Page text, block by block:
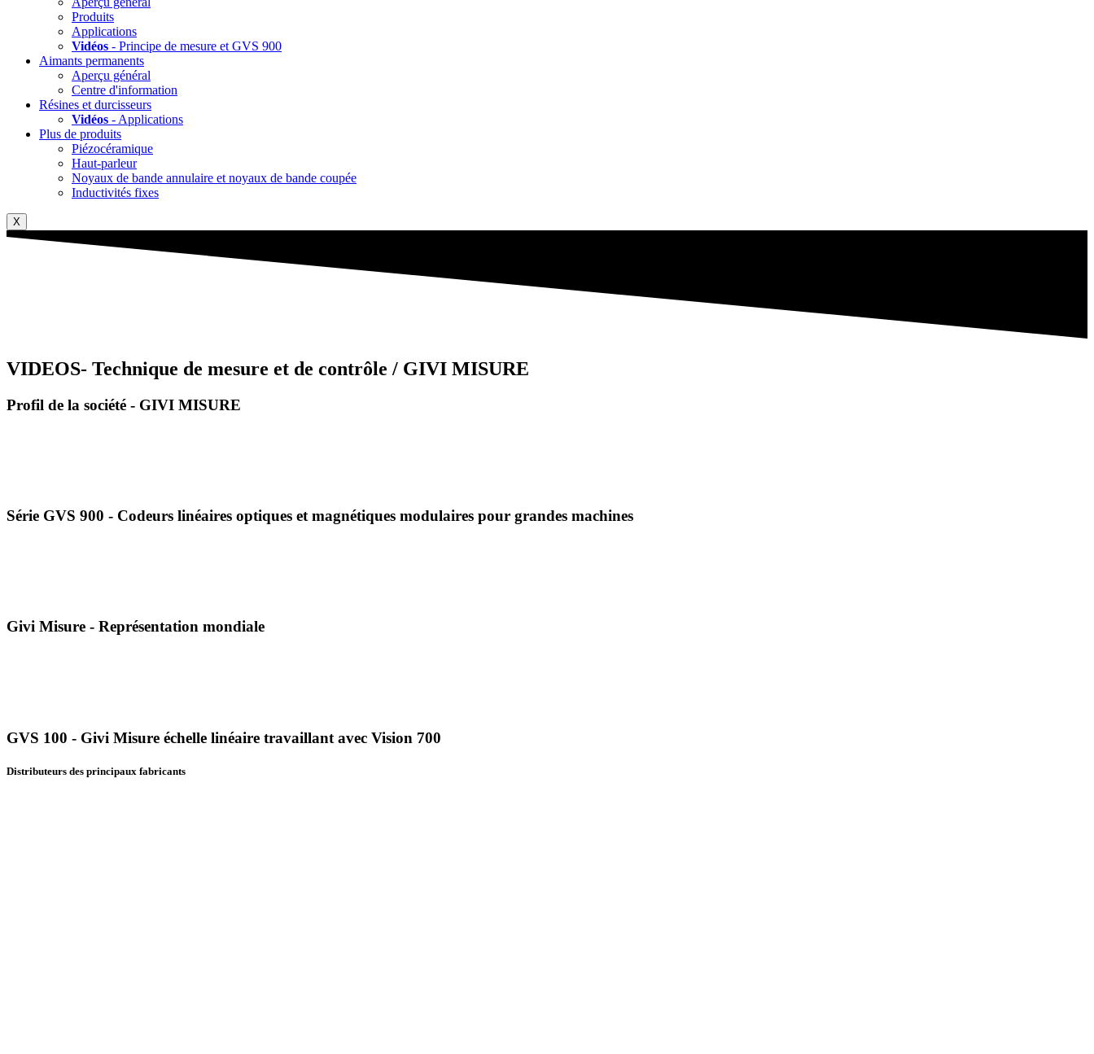
Produits
Applications
Vidéos - Principe de mesure et GVS 900
Aimants permanents
Aperçu général
Centre d'information
Résines et durcisseurs
Vidéos - Applications
Plus de produits
Piézocéramique
Haut-parleur
Noyaux de bande annulaire et noyaux de bande coupée
Inductivités fixes
X
VIDEOS- Technique de mesure et de contrôle / GIVI MISURE
Profil de la société - GIVI MISURE
Série GVS 900 - Codeurs linéaires optiques et magnétiques modulaires pour grandes machines
Givi Misure - Représentation mondiale
GVS 100 - Givi Misure échelle linéaire travaillant avec Vision 700
Distributeurs des principaux fabricants